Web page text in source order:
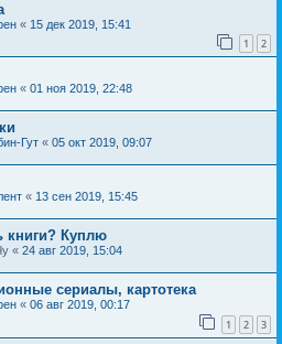
« 15 дек 2019, 15:41
1 2
« 01 ноя 2019, 22:48
Гут « 05 окт 2019, 09:07
« 13 сен 2019, 15:45
книги? Куплю
« 24 авг 2019, 15:04
сериалы, картотека
« 06 авг 2019, 00:17
1 2 3